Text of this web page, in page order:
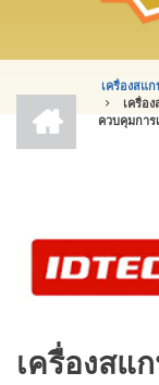
แรก
เครื่องสแ
เครื่อ
ควบคุมการ
เครื่องสแ